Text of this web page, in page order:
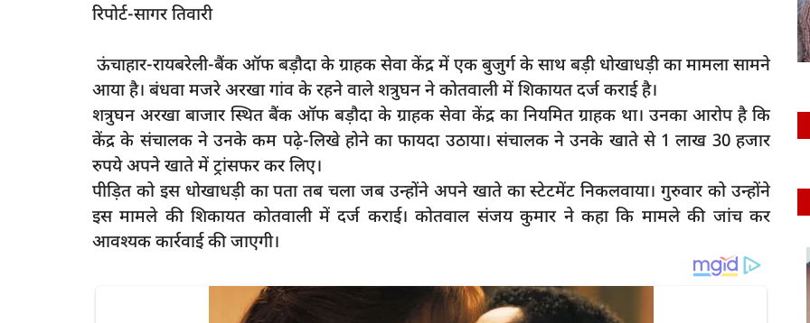
रिपोर्ट-सागर तिवारी
ऊंचाहार-रायबरेली-बैंक ऑफ बड़ौदा के ग्राहक सेवा केंद्र में एक बुजुर्ग के साथ बड़ी धोखाधड़ी का मामला सामने
आया है। बंधवा मजरे अरखा गांव के रहने वाले शत्रुघन ने कोतवाली में शिकायत दर्ज कराई है।
शत्रुघन अरखा बाजार स्थित बैंक ऑफ बड़ौदा के ग्राहक सेवा केंद्र का नियमित ग्राहक था। उनका आरोप है कि
केंद्र के संचालक ने उनके कम पढ़े-लिखे होने का फायदा उठाया। संचालक ने उनके खाते से 1 लाख 30 हजार
रुपये अपने खाते में ट्रांसफर कर लिए।
पीड़ित को इस धोखाधड़ी का पता तब चला जब उन्होंने अपने खाते का स्टेटमेंट निकलवाया। गुरुवार को उन्होंने
इस मामले की शिकायत कोतवाली में दर्ज कराई। कोतवाल संजय कुमार ने कहा कि मामले की जांच कर
आवश्यक कार्रवाई की जाएगी।